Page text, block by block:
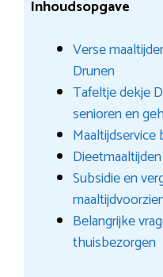
Inhoudsopgave
Verse
Drunen
Tafeltje dekje
senioren en
Maaltijdservice
Subsidie en
Belangrijke
thuisbezorgen